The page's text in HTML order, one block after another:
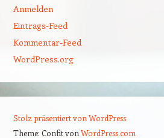
Anmelden
Eintrags-Feed
Kommentar-Feed
WordPress.org
Stolz präsentiert von WordPress
Theme: Confit von WordPress.com